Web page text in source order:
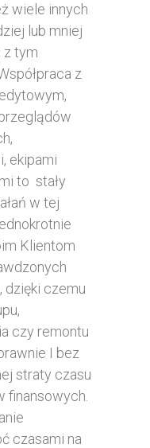
wiele innych
lub mniej
z tym
z
ekipami
to stały
w tej
Klientom
czemu
czy remontu
I bez
straty czasu
finansowych.
czasami na